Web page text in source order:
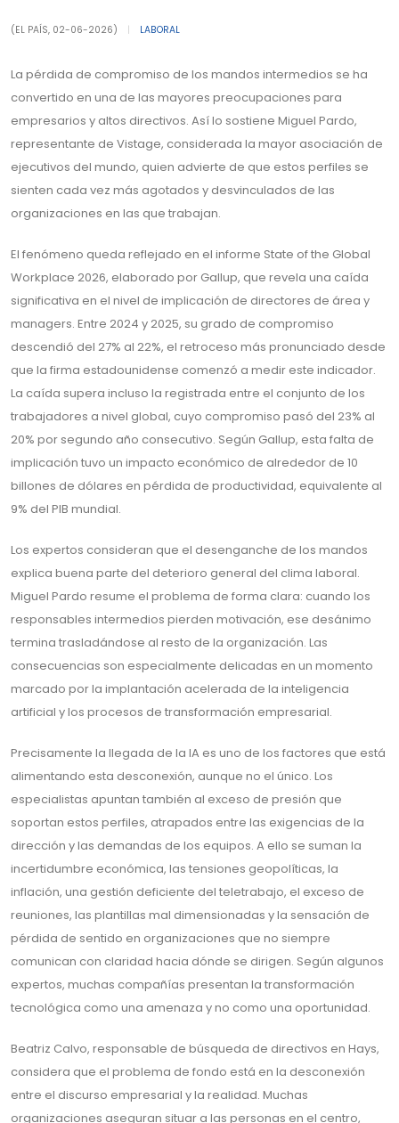
(EL PAÍS, 02-06-2026) LABORAL
La pérdida de compromiso de los mandos intermedios se ha
convertido en una de las mayores preocupaciones para
empresarios y altos directivos. Así lo sostiene Miguel Pardo,
representante de Vistage, considerada la mayor asociación de
ejecutivos del mundo, quien advierte de que estos perfiles se
sienten cada vez más agotados y desvinculados de las
organizaciones en las que trabajan.
El fenómeno queda reflejado en el informe State of the Global
Workplace 2026, elaborado por Gallup, que revela una caída
significativa en el nivel de implicación de directores de área y
managers. Entre 2024 y 2025, su grado de compromiso
descendió del 27% al 22%, el retroceso más pronunciado desde
que la firma estadounidense comenzó a medir este indicador.
La caída supera incluso la registrada entre el conjunto de los
trabajadores a nivel global, cuyo compromiso pasó del 23% al
20% por segundo año consecutivo. Según Gallup, esta falta de
implicación tuvo un impacto económico de alrededor de 10
billones de dólares en pérdida de productividad, equivalente al
9% del PIB mundial.
Los expertos consideran que el desenganche de los mandos
explica buena parte del deterioro general del clima laboral.
Miguel Pardo resume el problema de forma clara: cuando los
responsables intermedios pierden motivación, ese desánimo
termina trasladándose al resto de la organización. Las
consecuencias son especialmente delicadas en un momento
marcado por la implantación acelerada de la inteligencia
artificial y los procesos de transformación empresarial.
Precisamente la llegada de la IA es uno de los factores que está
alimentando esta desconexión, aunque no el único. Los
especialistas apuntan también al exceso de presión que
soportan estos perfiles, atrapados entre las exigencias de la
dirección y las demandas de los equipos. A ello se suman la
incertidumbre económica, las tensiones geopolíticas, la
inflación, una gestión deficiente del teletrabajo, el exceso de
reuniones, las plantillas mal dimensionadas y la sensación de
pérdida de sentido en organizaciones que no siempre
comunican con claridad hacia dónde se dirigen. Según algunos
expertos, muchas compañías presentan la transformación
tecnológica como una amenaza y no como una oportunidad.
Beatriz Calvo, responsable de búsqueda de directivos en Hays,
considera que el problema de fondo está en la desconexión
entre el discurso empresarial y la realidad. Muchas
organizaciones aseguran situar a las personas en el centro,